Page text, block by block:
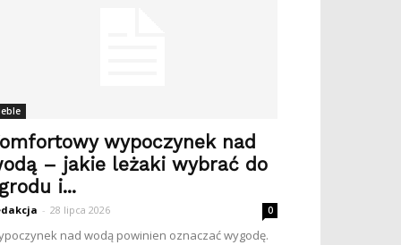
wypoczynek nad
– jakie leżaki wybrać do
i...
- 28 lipca 2026 0
nad wodą powinien oznaczać wygodę.